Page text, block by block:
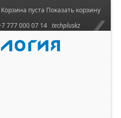
Корзина пуста Показать корзину
000 07 14 techpluskz